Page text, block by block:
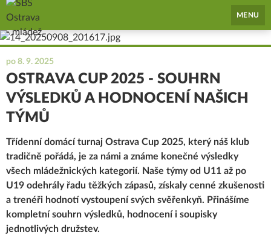
SBŠ Ostrava - mládež
MENU
po 8. 9. 2025
OSTRAVA CUP 2025 - SOUHRN
VÝSLEDKŮ A HODNOCENÍ NAŠICH
TÝMŮ
Třídenní domácí turnaj Ostrava Cup 2025, který náš klub
tradičně pořádá, je za námi a známe konečné výsledky
všech mládežnických kategorií. Naše týmy od U11 až po
U19 odehrály řadu těžkých zápasů, získaly cenné zkušenosti
a trenéři hodnotí vystoupení svých svěřenkyň. Přinášíme
kompletní souhrn výsledků, hodnocení i soupisky
jednotlivých družstev.